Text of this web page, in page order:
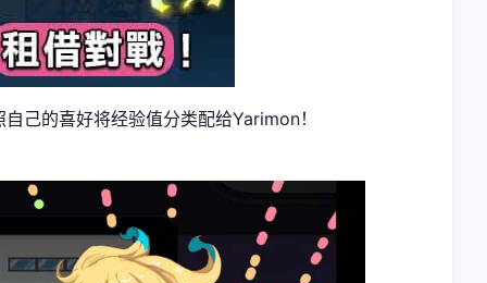
己的喜好将经验值分类配给Yarimon！